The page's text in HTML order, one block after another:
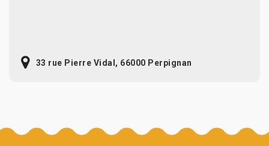
33 rue Pierre Vidal, 66000 Perpignan